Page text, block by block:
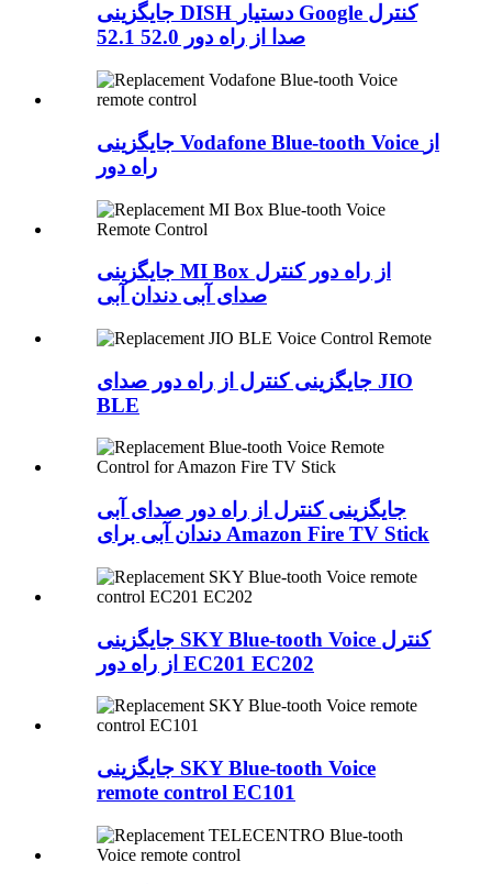
جایگزینی DISH دستیار Google کنترل
صدا از راه دور 52.0 52.1
جایگزینی Vodafone Blue-tooth Voice از
راه دور
جایگزینی MI Box از راه دور کنترل
صدای آبی دندان آبی
جایگزینی کنترل از راه دور صدای JIO
BLE
جایگزینی کنترل از راه دور صدای آبی
دندان آبی برای Amazon Fire TV Stick
جایگزینی SKY Blue-tooth Voice کنترل
از راه دور EC201 EC202
جایگزینی SKY Blue-tooth Voice
remote control EC101